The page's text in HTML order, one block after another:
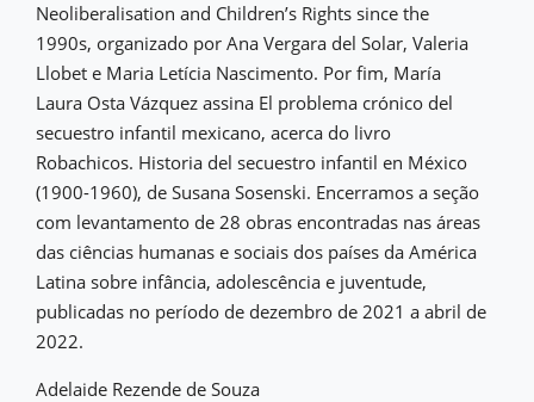
Neoliberalisation and Children’s Rights since the
1990s, organizado por Ana Vergara del Solar, Valeria
Llobet e Maria Letícia Nascimento. Por fim, María
Laura Osta Vázquez assina El problema crónico del
secuestro infantil mexicano, acerca do livro
Robachicos. Historia del secuestro infantil en México
(1900-1960), de Susana Sosenski. Encerramos a seção
com levantamento de 28 obras encontradas nas áreas
das ciências humanas e sociais dos países da América
Latina sobre infância, adolescência e juventude,
publicadas no período de dezembro de 2021 a abril de
2022.
Adelaide Rezende de Souza